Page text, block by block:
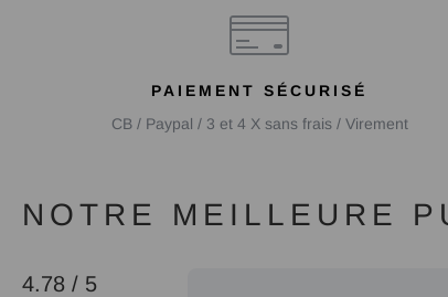
PAIEMENT SÉCURISÉ
CB / Paypal / 3 et 4 X sans frais / Virement
NOTRE MEILLEURE
4.78 / 5